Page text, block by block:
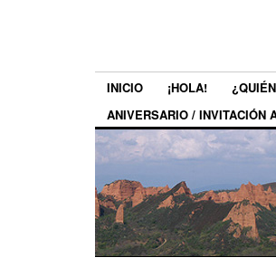
INICIO ¡HOLA!
ANIVERSARIO / INVITACIÓN